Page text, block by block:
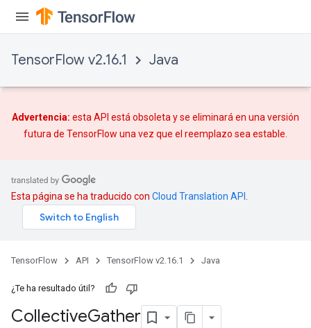
TensorFlow v2.16.1 Java
Advertencia: esta API está obsoleta y se eliminará en una versión
futura de TensorFlow una vez que el reemplazo sea estable.
Esta página se ha traducido con Cloud Translation API
TensorFlow API TensorFlow v2.16.1 Java
¿Te ha resultado útil?
CollectiveGather